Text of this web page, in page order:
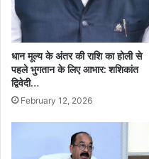
धान मूल्य के अंतर की राशि का होली से
पहले भुगतान के लिए आभार: शशिकांत
द्विवेदी…
February 12, 2026